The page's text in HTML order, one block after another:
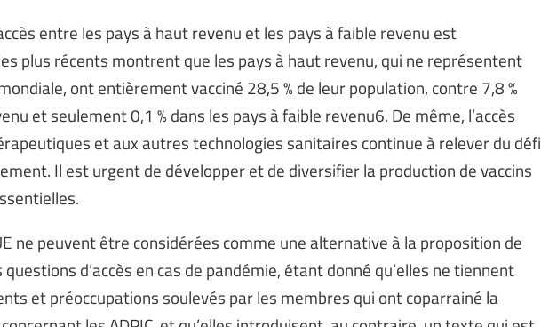
entre les pays à haut revenu et les pays à faible revenu est
plus récents montrent que les pays à haut revenu, qui ne représentent
ont entièrement vacciné 28,5 % de leur population, contre 7,8 %
et seulement 0,1 % dans les pays à faible revenu6. De même, l’accès
et aux autres technologies sanitaires continue à relever du défi
Il est urgent de développer et de diversifier la production de vaccins
ne peuvent être considérées comme une alternative à la proposition de
d’accès en cas de pandémie, étant donné qu’elles ne tiennent
et préoccupations soulevés par les membres qui ont coparrainé la